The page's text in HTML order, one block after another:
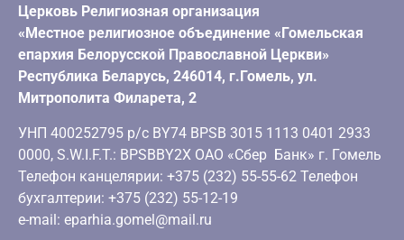
Церковь Религиозная организация
«Местное религиозное объединение «Гомельская
епархия Белорусской Православной Церкви»
Республика Беларусь, 246014, г.Гомель, ул.
Митрополита Филарета, 2
УНП 400252795 р/с BY74 BPSB 3015 1113 0401 2933
0000, S.W.I.F.T.: BPSBBY2X ОАО «Сбер Банк» г. Гомель
Телефон канцелярии: +375 (232) 55-55-62 Телефон
бухгалтерии: +375 (232) 55-12-19
e-mail: eparhia.gomel@mail.ru